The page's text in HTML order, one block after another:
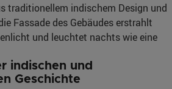
traditionellem indischem Design und
Fassade des Gebäudes erstrahlt
und leuchtet nachts wie eine
indischen und
Geschichte